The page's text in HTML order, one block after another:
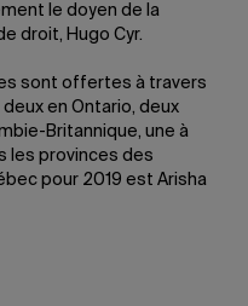
le doyen de la
droit, Hugo Cyr.
sont offertes à travers
en Ontario, deux
Britannique, une à
les provinces des
pour 2019 est Arisha